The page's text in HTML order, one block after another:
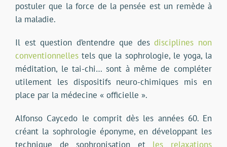
postuler que la force de la pensée est un remède à
la maladie.
Il est question d’entendre que desdisciplines non
conventionnelles tels que la sophrologie, le yoga, la
méditation, le tai-chi… sont à même de compléter
utilement les dispositifs neuro-chimiques mis en
place par la médecine « officielle ».
Alfonso Caycedo le comprit dès les années 60. En
créant la sophrologie éponyme, en développant les
technique de sophronisation et les relaxations